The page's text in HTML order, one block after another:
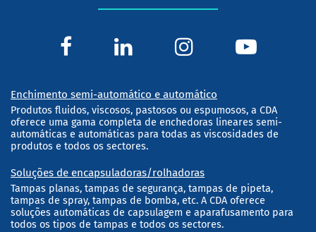
Enchimento semi-automático e automático
Produtos fluidos, viscosos, pastosos ou espumosos, a CDA
oferece uma gama completa de enchedoras lineares semi-
automáticas e automáticas para todas as viscosidades de
produtos e todos os sectores.
Soluções de encapsuladoras/rolhadoras
Tampas planas, tampas de segurança, tampas de pipeta,
tampas de spray, tampas de bomba, etc. A CDA oferece
soluções automáticas de capsulagem e aparafusamento para
todos os tipos de tampas e todos os sectores.